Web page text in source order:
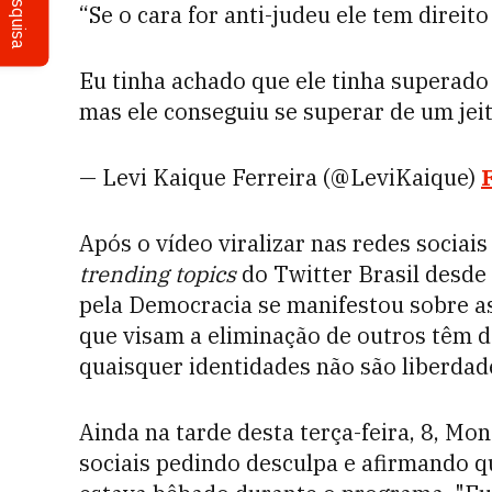
“Se o cara for anti-judeu ele tem
Eu tinha achado que ele tinha
mas ele conseguiu se superar de um
— Levi Kaique Ferreira (@LeviKaique)
Após o vídeo viralizar nas redes sociais
trending topicsdo Twitter Brasil desde
pela Democracia se manifestou sobre
que visam a eliminação de outros têm
quaisquer identidades não são
Ainda na tarde desta terça-feira, 8,
sociais pedindo desculpa e afirmando